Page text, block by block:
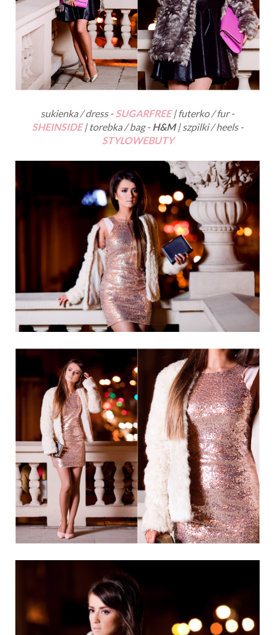
sukienka / dress - SUGARFREE| futerko / fur -
SHEINSIDE| torebka / bag - H&M| szpilki / heels -
STYLOWEBUTY